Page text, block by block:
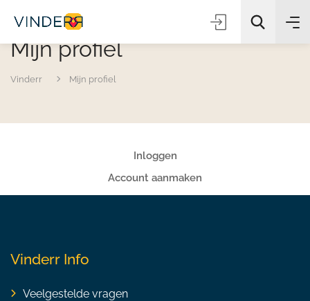
Mijn profiel
Vinderr Mijn profiel
Inloggen
Account aanmaken
Vinderr Info
Veelgestelde vragen